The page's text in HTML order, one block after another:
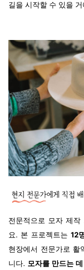
길을 시작할 수 있을 거
전문적으로 모자 제
요. 본 프로젝트는 12
현장에서 전문가로 활
니다. 모자를 만드는